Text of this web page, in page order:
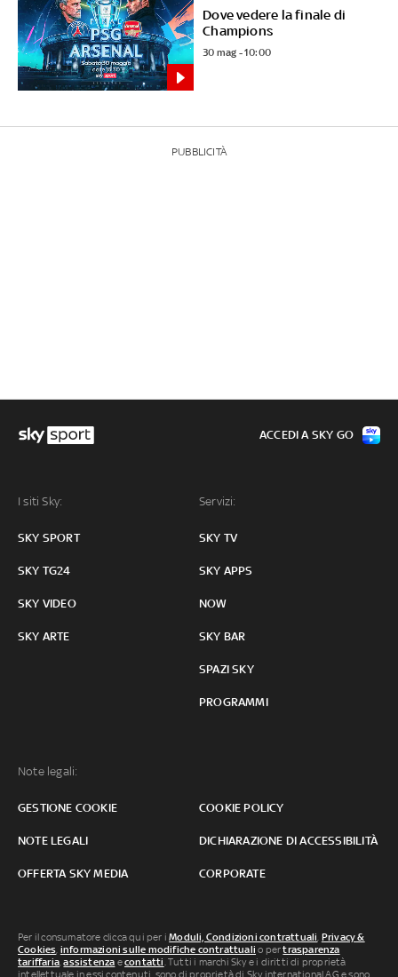
Dove vedere la finale di
Champions
30 mag - 10:00
PUBBLICITÀ
I siti Sky:
SKY SPORT
SKY TG24
SKY VIDEO
SKY ARTE
Servizi:
SKY TV
SKY APPS
NOW
SKY BAR
SPAZI SKY
PROGRAMMI
Note legali:
GESTIONE COOKIE COOKIE POLICY
NOTE LEGALI DICHIARAZIONE DI ACCESSIBILITÀ
OFFERTA SKY MEDIA CORPORATE
ACCEDI A SKY GO
Per il consumatore clicca qui per iModuli, Condizioni contrattuali, Privacy &
Cookies, informazioni sulle modifiche contrattuali o pertrasparenza
tariffaria,assistenza econtatti. Tutti i marchi Sky e i diritti di proprietà